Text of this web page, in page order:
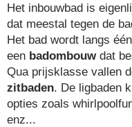
Het inbouwbad is
dat meestal tegen de
Het bad wordt langs
een badombouwdat
Qua prijsklasse vallen
zitbaden. De ligbaden
opties zoals
enz...